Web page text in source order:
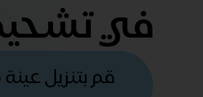
في
قم بتنزيل عينة